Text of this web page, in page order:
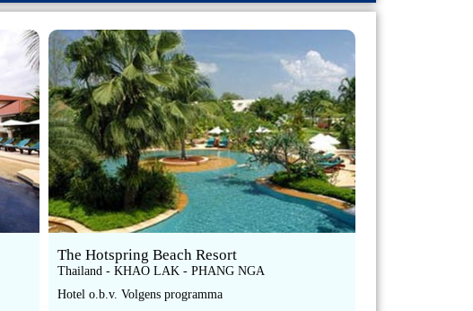
The Hotspring Beach Resort
Thailand - KHAO LAK - PHANG NGA
Hotel o.b.v. Volgens programma